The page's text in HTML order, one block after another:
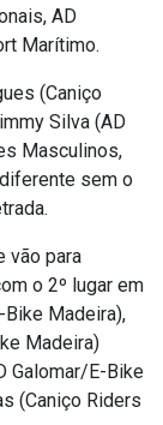
AD
Marítimo.
(Caniço
Silva (AD
Masculinos,
sem o
vão para
o 2º lugar em
Bike Madeira),
Madeira)
Galomar/E-Bike
(Caniço Riders